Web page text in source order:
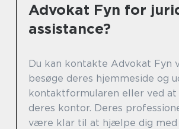
Advokat Fyn for
assistance?
Du kan kontakte Advokat Fyn
besøge deres hjemmeside og
kontaktformularen eller ved at
deres kontor. Deres
være klar til at hjælpe dig med